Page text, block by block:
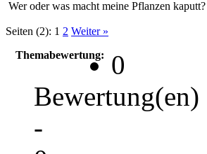
Wer oder was macht meine Pflanzen kaputt?
Seiten (2): 1 2 Weiter »
Themabewertung:
0
Bewertung(en)
-